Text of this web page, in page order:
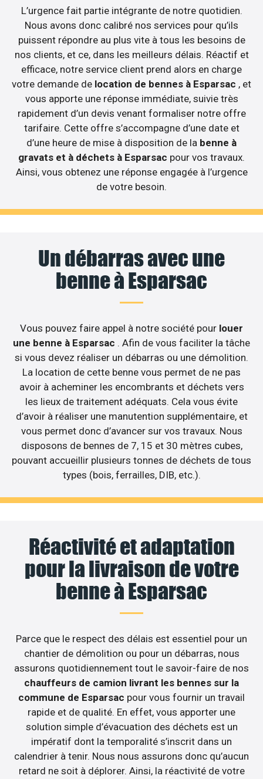
L’urgence fait partie intégrante de notre quotidien.
Nous avons donc calibré nos services pour qu’ils
puissent répondre au plus vite à tous les besoins de
nos clients, et ce, dans les meilleurs délais. Réactif et
efficace, notre service client prend alors en charge
votre demande de location de bennes à Esparsac , et
vous apporte une réponse immédiate, suivie très
rapidement d’un devis venant formaliser notre offre
tarifaire. Cette offre s’accompagne d’une date et
d’une heure de mise à disposition de la benne à
gravats et à déchets à Esparsac pour vos travaux.
Ainsi, vous obtenez une réponse engagée à l’urgence
de votre besoin.
Un débarras avec une
benne à Esparsac
Vous pouvez faire appel à notre société pour louer
une benne à Esparsac . Afin de vous faciliter la tâche
si vous devez réaliser un débarras ou une démolition.
La location de cette benne vous permet de ne pas
avoir à acheminer les encombrants et déchets vers
les lieux de traitement adéquats. Cela vous évite
d’avoir à réaliser une manutention supplémentaire, et
vous permet donc d’avancer sur vos travaux. Nous
disposons de bennes de 7, 15 et 30 mètres cubes,
pouvant accueillir plusieurs tonnes de déchets de tous
types (bois, ferrailles, DIB, etc.).
Réactivité et adaptation
pour la livraison de votre
benne à Esparsac
Parce que le respect des délais est essentiel pour un
chantier de démolition ou pour un débarras, nous
assurons quotidiennement tout le savoir-faire de nos
chauffeurs de camion livrant les bennes sur la
commune de Esparsac pour vous fournir un travail
rapide et de qualité. En effet, vous apporter une
solution simple d’évacuation des déchets est un
impératif dont la temporalité s’inscrit dans un
calendrier à tenir. Nous nous assurons donc qu’aucun
retard ne soit à déplorer. Ainsi, la réactivité de votre